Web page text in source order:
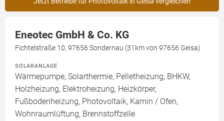
Eneotec GmbH & Co. KG
Fichtelstraße 10, 97656 Sondernau (31km von 97656 Geisa)
SOLARANLAGE
Wärmepumpe, Solarthermie, Pelletheizung, BHKW,
Holzheizung, Elektroheizung, Heizkörper,
Fußbodenheizung, Photovoltaik, Kamin / Ofen,
Wohnraumlüftung, Brennstoffzelle